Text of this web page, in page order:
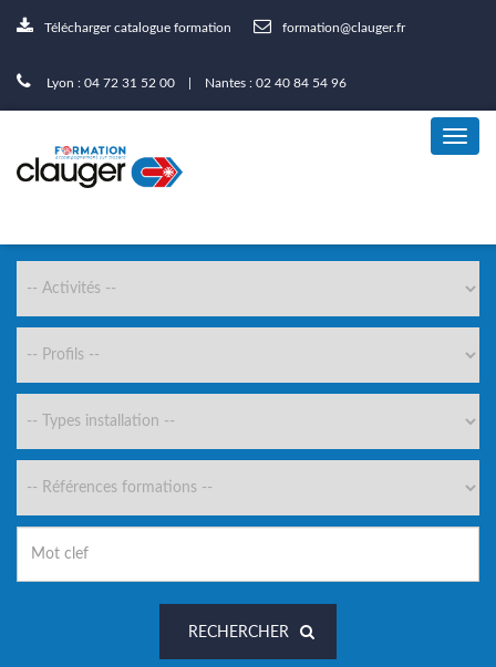
Télécharger catalogue formation formation@clauger.fr
Lyon : 04 72 31 52 00 | Nantes : 02 40 84 54 96
RECHERCHER